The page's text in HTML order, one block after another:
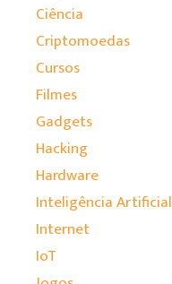
Ciência
Criptomoedas
Cursos
Filmes
Gadgets
Hacking
Hardware
Inteligência Artificial
Internet
IoT